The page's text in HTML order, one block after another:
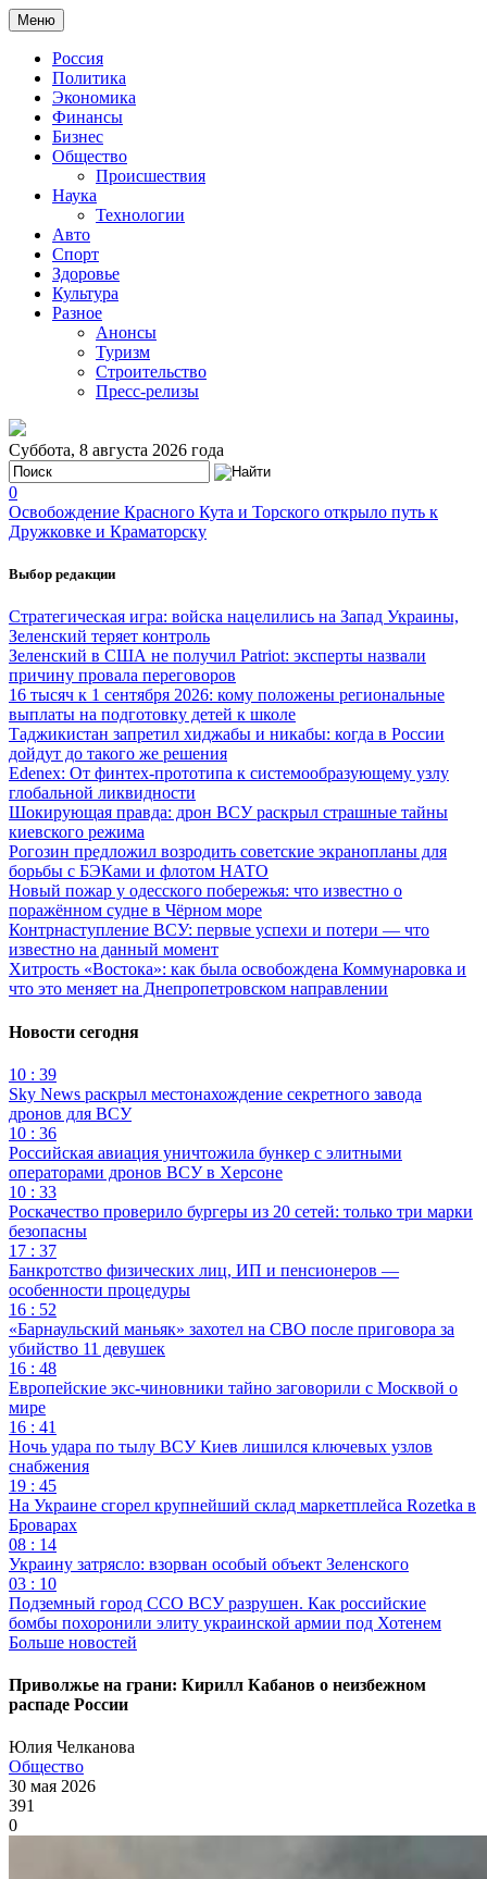
Меню
Россия
Политика
Экономика
Финансы
Бизнес
Общество
Происшествия
Наука
Технологии
Авто
Спорт
Здоровье
Культура
Разное
Анонсы
Туризм
Строительство
Пресс-релизы
Суббота, 8 августа 2026 года
0
Освобождение Красного Кута и Торского открыло путь к
Дружковке и Краматорску
Выбор редакции
Стратегическая игра: войска нацелились на Запад Украины,
Зеленский теряет контроль
Зеленский в США не получил Patriot: эксперты назвали
причину провала переговоров
16 тысяч к 1 сентября 2026: кому положены региональные
выплаты на подготовку детей к школе
Таджикистан запретил хиджабы и никабы: когда в России
дойдут до такого же решения
Edenex: От финтех-прототипа к системообразующему узлу
глобальной ликвидности
Шокирующая правда: дрон ВСУ раскрыл страшные тайны
киевского режима
Рогозин предложил возродить советские экранопланы для
борьбы с БЭКами и флотом НАТО
Новый пожар у одесского побережья: что известно о
поражённом судне в Чёрном море
Контрнаступление ВСУ: первые успехи и потери — что
известно на данный момент
Хитрость «Востока»: как была освобождена Коммунаровка и
что это меняет на Днепропетровском направлении
Новости сегодня
10 : 39
Sky News раскрыл местонахождение секретного завода
дронов для ВСУ
10 : 36
Российская авиация уничтожила бункер с элитными
операторами дронов ВСУ в Херсоне
10 : 33
Роскачество проверило бургеры из 20 сетей: только три марки
безопасны
17 : 37
Банкротство физических лиц, ИП и пенсионеров —
особенности процедуры
16 : 52
«Барнаульский маньяк» захотел на СВО после приговора за
убийство 11 девушек
16 : 48
Европейские экс-чиновники тайно заговорили с Москвой о
мире
16 : 41
Ночь удара по тылу ВСУ Киев лишился ключевых узлов
снабжения
19 : 45
На Украине сгорел крупнейший склад маркетплейса Rozetka в
Броварах
08 : 14
Украину затрясло: взорван особый объект Зеленского
03 : 10
Подземный город ССО ВСУ разрушен. Как российские
бомбы похоронили элиту украинской армии под Хотенем
Больше новостей
Приволжье на грани: Кирилл Кабанов о неизбежном
распаде России
Юлия Челканова
Общество
30 мая 2026
391
0